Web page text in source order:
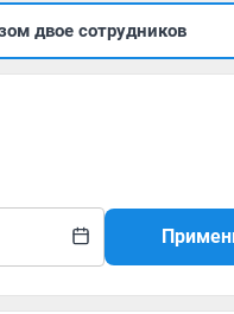
двое сотрудников